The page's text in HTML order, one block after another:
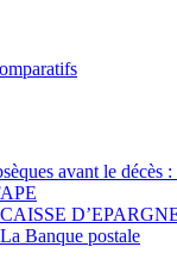
avant le décès
CAISSE
Banque postale